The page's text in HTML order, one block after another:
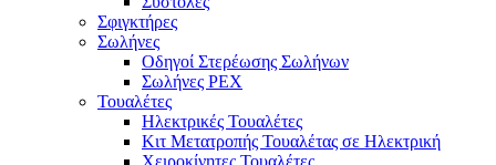
Σφιγκτήρες
Σωλήνες
Οδηγοί Στερέωσης Σωλήνων
Σωλήνες PEX
Τουαλέτες
Ηλεκτρικές Τουαλέτες
Κιτ Μετατροπής Τουαλέτας σε Ηλεκτρική
Χειροκίνητες Τουαλέτες